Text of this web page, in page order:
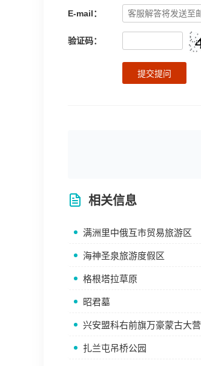
E-mail：
验证码：
提交提问
相关信息
满洲里中俄互市贸易旅游区
海神圣泉旅游度假区
格根塔拉草原
昭君墓
兴安盟科右前旗万豪蒙古大营
扎兰屯吊桥公园